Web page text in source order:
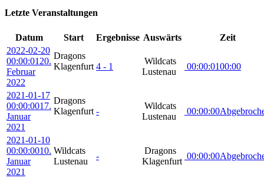
Letzte Veranstaltungen
Datum Start Ergebnisse Auswärts
Zeit
2022-02-20
00:00:01 20.
Februar
2022
Dragons
Klagenfurt 4 - 1
Wildcats
Lustenau
00:00:0100:00
2021-01-17
00:00:0017.
Januar
2021
Dragons
Klagenfurt -
Wildcats
Lustenau
00:00:00
2021-01-10
00:00:0010.
Januar
2021
Wildcats
Lustenau
-
Dragons
Klagenfurt
00:00:00